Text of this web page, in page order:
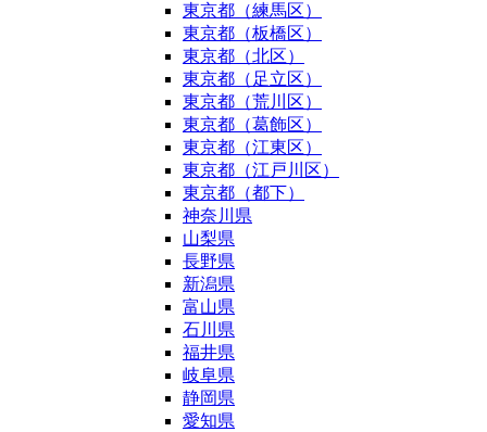
東京都（練馬区）
東京都（板橋区）
東京都（北区）
東京都（足立区）
東京都（荒川区）
東京都（葛飾区）
東京都（江東区）
東京都（江戸川区）
東京都（都下）
神奈川県
山梨県
長野県
新潟県
富山県
石川県
福井県
岐阜県
静岡県
愛知県